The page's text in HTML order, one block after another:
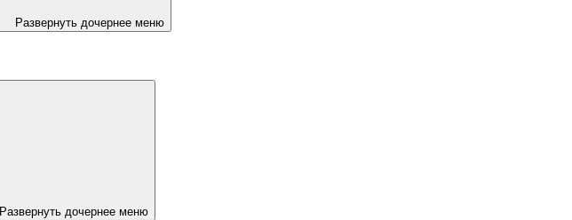
Развернуть дочернее меню
Развернуть дочернее меню